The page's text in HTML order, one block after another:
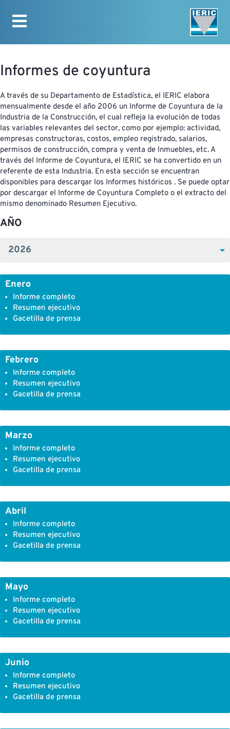
Informes de coyuntura
A través de su Departamento de Estadística, el IERIC elabora
mensualmente desde el año 2006 un Informe de Coyuntura de la
Industria de la Construcción, el cual refleja la evolución de todas
las variables relevantes del sector, como por ejemplo: actividad,
empresas constructoras, costos, empleo registrado, salarios,
permisos de construcción, compra y venta de Inmuebles, etc. A
través del Informe de Coyuntura, el IERIC se ha convertido en un
referente de esta Industria. En esta sección se encuentran
disponibles para descargar los Informes históricos . Se puede optar
por descargar el Informe de Coyuntura Completo o el extracto del
mismo denominado Resumen Ejecutivo.
AÑO
Enero
Informe completo
Resumen ejecutivo
Gacetilla de prensa
Febrero
Informe completo
Resumen ejecutivo
Gacetilla de prensa
Marzo
Informe completo
Resumen ejecutivo
Gacetilla de prensa
Abril
Informe completo
Resumen ejecutivo
Gacetilla de prensa
Mayo
Informe completo
Resumen ejecutivo
Gacetilla de prensa
Junio
Informe completo
Resumen ejecutivo
Gacetilla de prensa